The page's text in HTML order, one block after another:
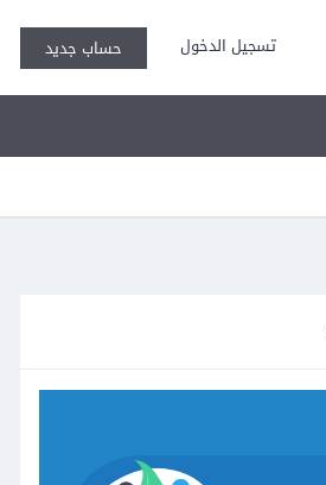
تسجيل الدخول حساب جديد